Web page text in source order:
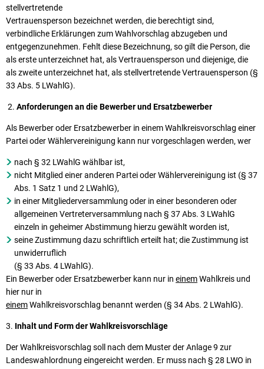
stellvertretende
Vertrauensperson bezeichnet werden, die berechtigt sind,
verbindliche Erklärungen zum Wahlvorschlag abzugeben und
entgegenzunehmen. Fehlt diese Bezeichnung, so gilt die Person, die
als erste unterzeichnet hat, als Vertrauensperson und diejenige, die
als zweite unterzeichnet hat, als stellvertretende Vertrauensperson (§
33 Abs. 5 LWahlG).
2. Anforderungen an die Bewerber und Ersatzbewerber
Als Bewerber oder Ersatzbewerber in einem Wahlkreisvorschlag einer
Partei oder Wählervereinigung kann nur vorgeschlagen werden, wer
nach § 32 LWahlG wählbar ist,
nicht Mitglied einer anderen Partei oder Wählervereinigung ist (§ 37
Abs. 1 Satz 1 und 2 LWahlG),
in einer Mitgliederversammlung oder in einer besonderen oder
allgemeinen Vertreterversammlung nach § 37 Abs. 3 LWahlG
einzeln in geheimer Abstimmung hierzu gewählt worden ist,
seine Zustimmung dazu schriftlich erteilt hat; die Zustimmung ist
unwiderruflich
(§ 33 Abs. 4 LWahlG).
Ein Bewerber oder Ersatzbewerber kann nur in einemWahlkreis und
hier nur in
einemWahlkreisvorschlag benannt werden (§ 34 Abs. 2 LWahlG).
3. Inhalt und Form der Wahlkreisvorschläge
Der Wahlkreisvorschlag soll nach dem Muster der Anlage 9 zur
Landeswahlordnung eingereicht werden. Er muss nach § 28 LWO in